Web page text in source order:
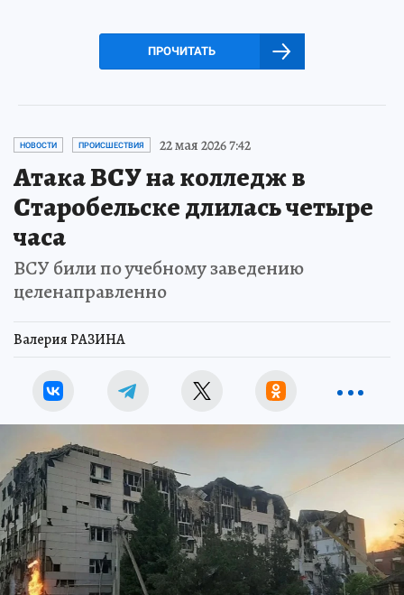
ПРОЧИТАТЬ
НОВОСТИ ПРОИСШЕСТВИЯ 22 мая 2026 7:42
Атака ВСУ на колледж в
Старобельске длилась четыре
часа
ВСУ били по учебному заведению
целенаправленно
Валерия РАЗИНА